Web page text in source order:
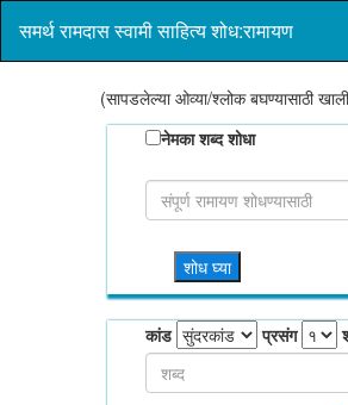
समर्थ रामदास स्वामी साहित्य शोध:रामायण
(सापडलेल्या ओव्या/श्लोक बघण्यासाठी
नेमका शब्द शोधा
शोध घ्या
कांड प्रसंग